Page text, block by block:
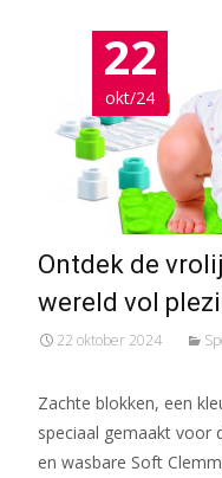
22
okt/24
Ontdek de
wereld vol
22 oktober 2024
Zachte blokken, een
speciaal gemaakt voor
en wasbare Soft